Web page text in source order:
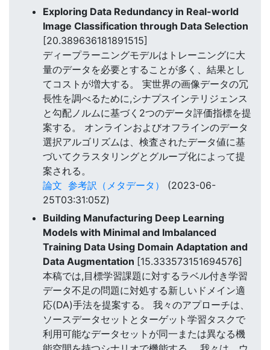
Exploring Data Redundancy in Real-world
Image Classification through Data Selection
[20.389636181891515]
ディープラーニングモデルはトレーニングに大
量のデータを必要とすることが多く、結果とし
てコストが増大する。 実世界の画像データの冗
長性を調べるために,シナプスインテリジェンス
と勾配ノルムに基づく2つのデータ評価指標を提
案する。 オンラインおよびオフラインのデータ
選択アルゴリズムは、検査されたデータ値に基
づいてクラスタリングとグループ化によって提
案される。
論文 参考訳（メタデータ）
(2023-06-
25T03:31:05Z)
Building Manufacturing Deep Learning
Models with Minimal and Imbalanced
Training Data Using Domain Adaptation and
Data Augmentation [15.333573151694576]
本稿では,目標学習課題に対するラベル付き学習
データ不足の問題に対処する新しいドメイン適
応(DA)手法を提案する。 我々のアプローチは、
ソースデータセットとターゲット学習タスクで
利用可能なデータセットが同一または異なる機